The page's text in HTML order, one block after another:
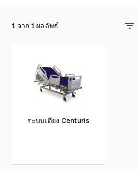
1 จาก 1 ผลลัพธ์ filter_list
ระบบเตียง Centuris